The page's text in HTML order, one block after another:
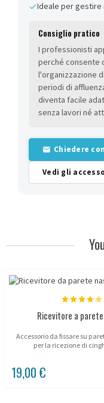
Ideale per gestire
Consiglio pratico
I professionisti
perché consente
l'organizzazione
periodi di
diventa facile
senza lavori né
Chiedere
Vedi gli
Ricevitore a
Accessorio da fissare su
per la ricezione di
19,00 €